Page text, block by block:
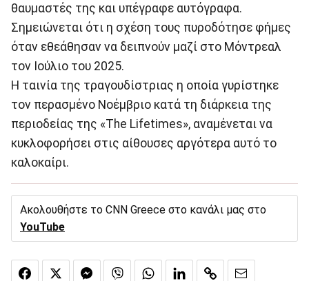
θαυμαστές της και υπέγραφε αυτόγραφα.
Σημειώνεται ότι η σχέση τους πυροδότησε φήμες
όταν εθεάθησαν να δειπνούν μαζί στο Μόντρεαλ
τον Ιούλιο του 2025.
H ταινία της τραγουδίστριας η οποία γυρίστηκε
τον περασμένο Νοέμβριο κατά τη διάρκεια της
περιοδείας της «The Lifetimes», αναμένεται να
κυκλοφορήσει στις αίθουσες αργότερα αυτό το
καλοκαίρι.
Ακολουθήστε το CNN Greece στο κανάλι μας στο
YouTube